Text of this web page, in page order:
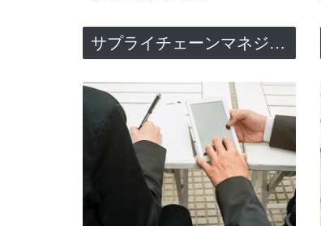
サプライチェーンマネジメント